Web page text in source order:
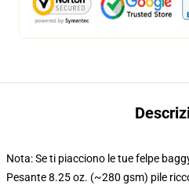
Nota: Se ti piacciono le tue felpe
Pesante 8.25 oz. (~280 gsm) pile